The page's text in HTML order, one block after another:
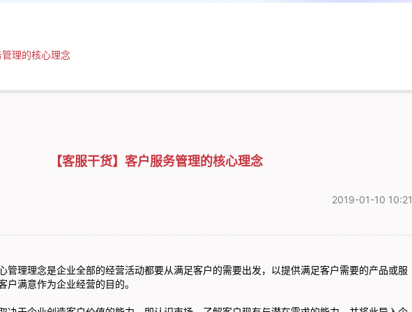
理的核心理念
【客服干货】客户服务管理的核心理念
2019-01-10 10:21
念是企业全部的经营活动都要从满足客户的需要出发，以提供满足客户需要的产品或服
户满意作为企业经营的目的。